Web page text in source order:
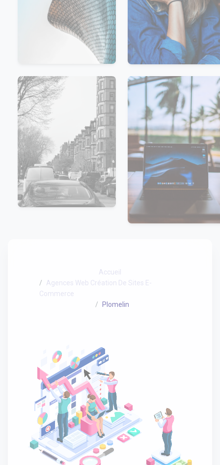
Accueil
Agences Web Création De Sites E-
Commerce
Plomelin